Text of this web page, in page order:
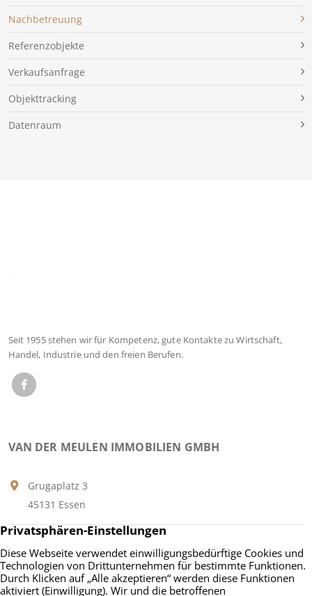
Nachbetreuung
Referenzobjekte
Verkaufsanfrage
Objekttracking
Datenraum
Seit 1955 stehen wir für Kompetenz, gute Kontakte zu Wirtschaft,
Handel, Industrie und den freien Berufen.
VAN DER MEULEN IMMOBILIEN GMBH
Grugaplatz 3
45131 Essen
Fax: +49 201 22 85 11